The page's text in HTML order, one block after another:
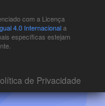
com a Licença
4.0 Internacionala
específicas estejam
de Privacidade